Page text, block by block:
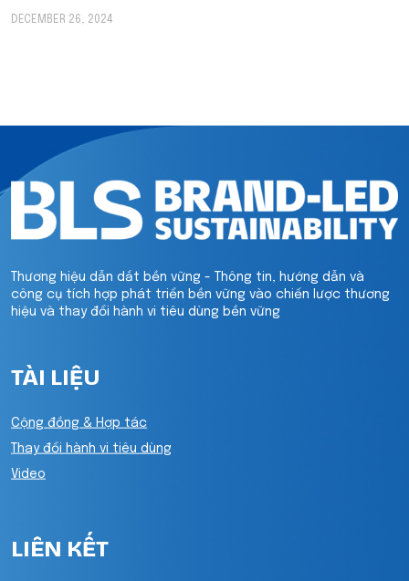
DECEMBER 26, 2024
Thương hiệu dẫn dắt bền vững - Thông tin, hướng dẫn và
công cụ tích hợp phát triển bền vững vào chiến lược thương
hiệu và thay đổi hành vi tiêu dùng bền vững
TÀI LIỆU
Cộng đồng & Hợp tác
Thay đổi hành vi tiêu dùng
Video
LIÊN KẾT